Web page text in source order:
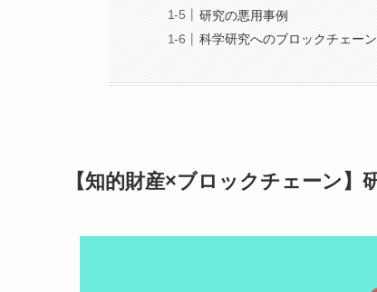
研究の悪用事例
科学研究へのブロックチェー
【知的財産×ブロックチェーン